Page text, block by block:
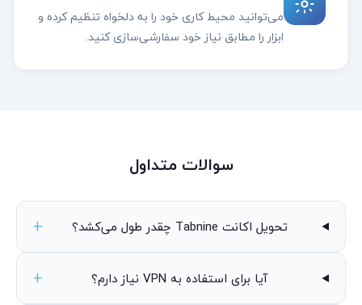
می‌توانید محیط کاری خود را به دلخواه تنظیم کرده و
ابزار را مطابق نیاز خود سفارشی‌سازی کنید.
سوالات متداول
تحویل اکانت Tabnine چقدر طول می‌کشد؟
آیا برای استفاده به VPN نیاز دارم؟